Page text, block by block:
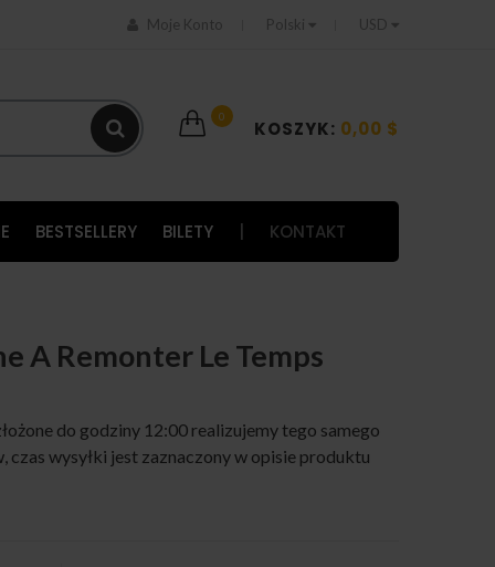
Moje Konto Polski USD
0
KOSZYK: 0,00 $
BESTSELLERY BILETY KONTAKT
A Remonter Le Temps
do godziny 12:00 realizujemy tego samego
czas wysyłki jest zaznaczony w opisie produktu